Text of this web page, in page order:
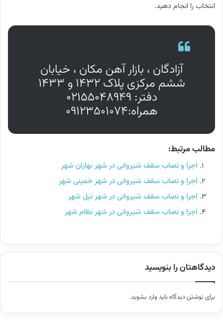
انتخاب را انجام دهید.
آزادگان ، بازار آهن مکان ، خیابان
ششم مرکزی پلاک ۱۴۳۲ و ۱۴۳۳
دفتر: ۰۲۱۵۵۰۴۸۹۴۹
همراه:۰۹۱۲۳۵۰۱۰۷۴
مطالب مرتبط:
اجرا و نصاب سقف شیروانی در شهر بهاران شهر
اجرا و نصاب سقف شیروانی در شهر خمینی شهر
اجرا و نصاب سقف شیروانی در شهر نیل شهر
اجرا و نصاب سقف شیروانی در شهر نظام شهر
دیدگاهتان را بنویسید
برای نوشتن دیدگاه باید وارد بشوید.